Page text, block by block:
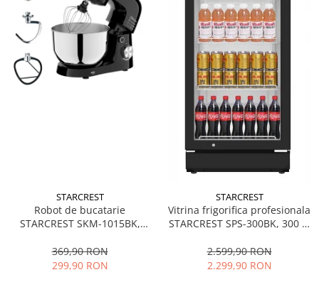
STARCREST
Robot de bucatarie
STARCREST SKM-1015BK,
Accesorii, 10 Viteze + Pulse,
Negru
369,90 RON
299,90 RON
STARCREST
Vitrina frigorifica profesionala
STARCREST SPS-300BK, 300 L,
LED, H 169.5 cm, Negru
2.599,90 RON
2.299,90 RON